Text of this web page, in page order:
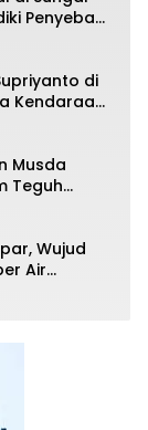
Penyebab
di
Kendaraan
Musda
Teguh
Wujud
Air